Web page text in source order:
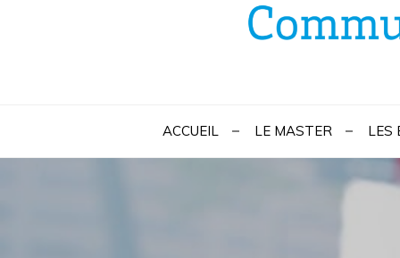
Master
ACCUEIL LE MASTER LES